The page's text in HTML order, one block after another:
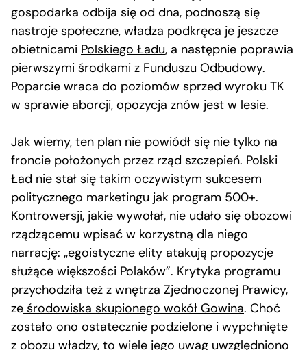
gospodarka odbija się od dna, podnoszą się
nastroje społeczne, władza podkręca je jeszcze
obietnicami Polskiego Ładu, a następnie poprawia
pierwszymi środkami z Funduszu Odbudowy.
Poparcie wraca do poziomów sprzed wyroku TK
w sprawie aborcji, opozycja znów jest w lesie.
Jak wiemy, ten plan nie powiódł się nie tylko na
froncie położonych przez rząd szczepień. Polski
Ład nie stał się takim oczywistym sukcesem
politycznego marketingu jak program 500+.
Kontrowersji, jakie wywołał, nie udało się obozowi
rządzącemu wpisać w korzystną dla niego
narrację: „egoistyczne elity atakują propozycje
służące większości Polaków”. Krytyka programu
przychodziła też z wnętrza Zjednoczonej Prawicy,
ze środowiska skupionego wokół Gowina. Choć
zostało ono ostatecznie podzielone i wypchnięte
z obozu władzy, to wiele jego uwag uwzględniono